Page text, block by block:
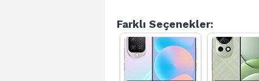
Farklı Seçenekler: